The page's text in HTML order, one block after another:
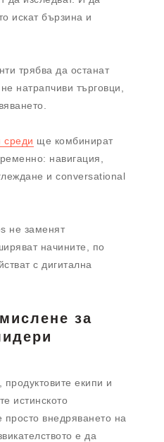
искат бързина и
трябва да останат
натрапчиви търговци,
среди ще комбинират
навигация,
и conversational
не заменят
начините, по
с дигитална
за
екипи и
истинското
просто внедряването на
е да